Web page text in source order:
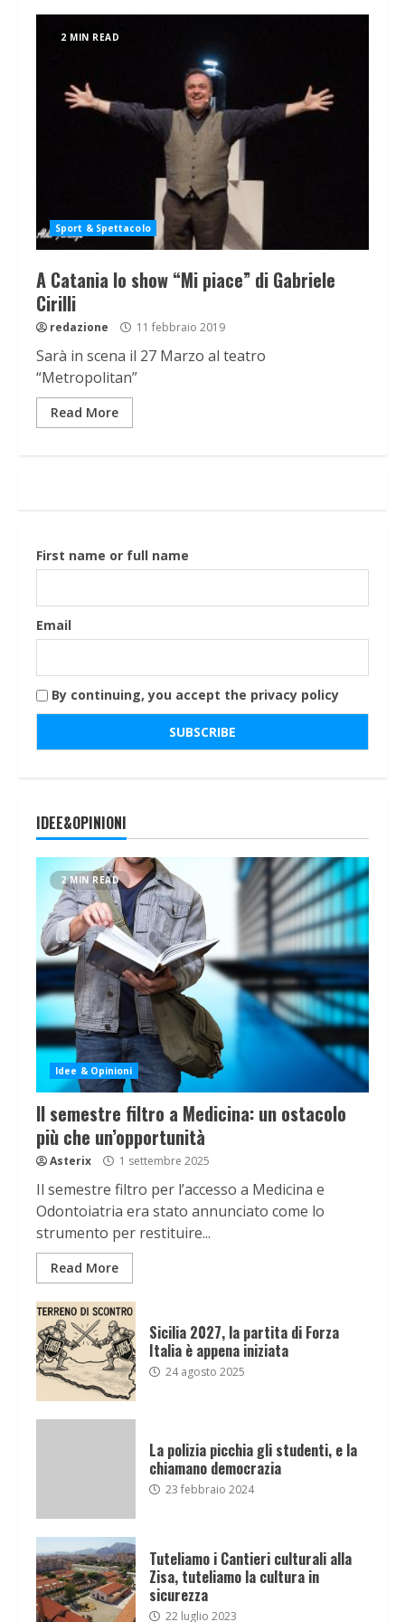
2 MIN READ
Sport & Spettacolo
A Catania lo show “Mi piace” di Gabriele
Cirilli
redazione 11 febbraio 2019
Sarà in scena il 27 Marzo al teatro
“Metropolitan”
Read More
First name or full name
Email
By continuing, you accept the privacy policy
IDEE&OPINIONI
2 MIN READ
Idee & Opinioni
Il semestre filtro a Medicina: un ostacolo
più che un’opportunità
Asterix 1 settembre 2025
Il semestre filtro per l’accesso a Medicina e
Odontoiatria era stato annunciato come lo
strumento per restituire...
Read More
Sicilia 2027, la partita di Forza
Italia è appena iniziata
24 agosto 2025
La polizia picchia gli studenti, e la
chiamano democrazia
23 febbraio 2024
Tuteliamo i Cantieri culturali alla
Zisa, tuteliamo la cultura in
sicurezza
22 luglio 2023